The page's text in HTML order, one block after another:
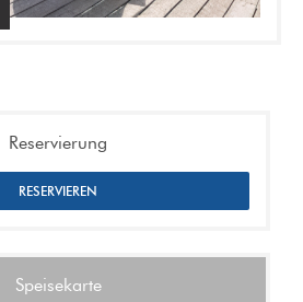
Reservierung
RESERVIEREN
Speisekarte